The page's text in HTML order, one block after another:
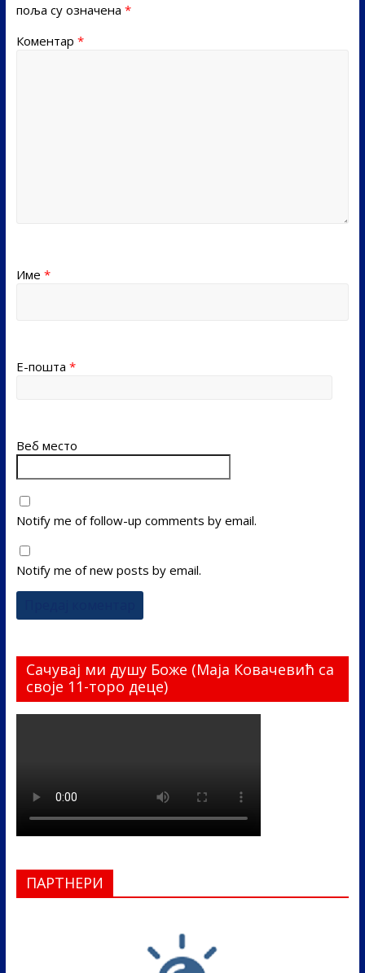
поља су означена *
Коментар *
Име *
Е-пошта *
Веб место
Notify me of follow-up comments by email.
Notify me of new posts by email.
Сачувај ми душу Боже (Маја Ковачевић са
своје 11-торо деце)
ПАРТНЕРИ